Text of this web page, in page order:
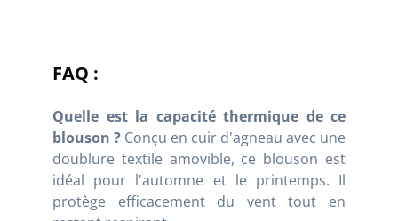
FAQ :
Quelle est la capacité thermique de ce
blouson ? Conçu en cuir d'agneau avec une
doublure textile amovible, ce blouson est
idéal pour l'automne et le printemps. Il
protège efficacement du vent tout en